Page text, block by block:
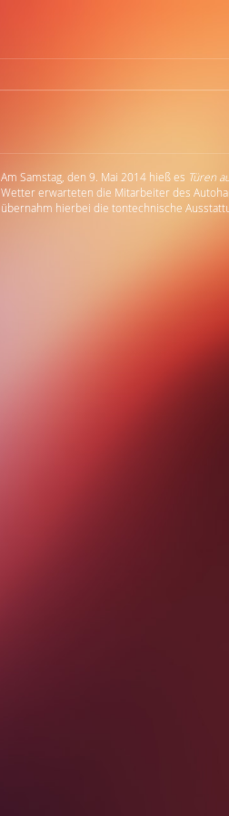
Am Samstag, den 9. Mai 2014 hieß es Türen
Wetter erwarteten die Mitarbeiter des
übernahm hierbei die tontechnische